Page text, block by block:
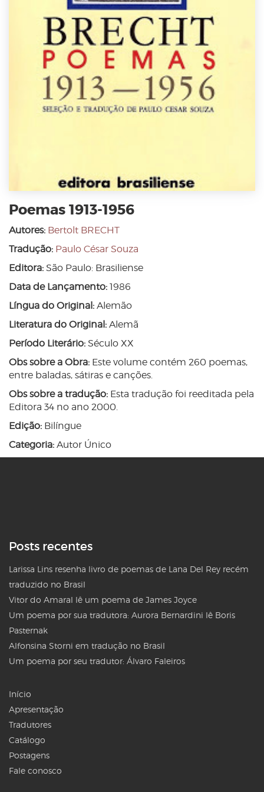
Poemas 1913-1956
Autores: Bertolt BRECHT
Tradução: Paulo César Souza
Editora: São Paulo: Brasiliense
Data de Lançamento: 1986
Língua do Original: Alemão
Literatura do Original: Alemã
Período Literário: Século XX
Obs sobre a Obra: Este volume contém 260 poemas,
entre baladas, sátiras e canções.
Obs sobre a tradução: Esta tradução foi reeditada pela
Editora 34 no ano 2000.
Edição: Bilíngue
Categoria: Autor Único
Posts recentes
Larissa Lins resenha livro de poemas de Lana Del Rey recém
traduzido no Brasil
Vitor do Amaral lê um poema de James Joyce
Um poema por sua tradutora: Aurora Bernardini lê Boris
Pasternak
Alfonsina Storni em tradução no Brasil
Um poema por seu tradutor: Álvaro Faleiros
Início
Apresentação
Tradutores
Catálogo
Postagens
Fale conosco